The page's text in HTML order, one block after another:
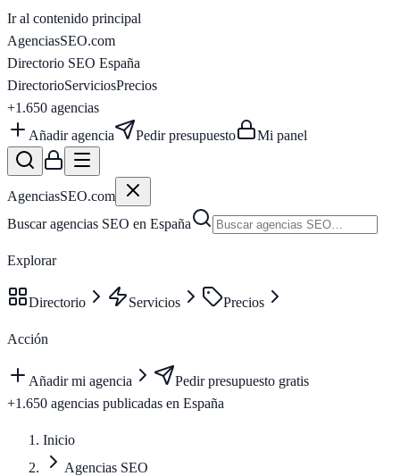
Ir al contenido principal
AgenciasSEO.com
Directorio SEO España
DirectorioServiciosPrecios
+1.650 agencias
Añadir agencia
Pedir presupuesto Mi panel
AgenciasSEO.com
Buscar agencias SEO en España
Explorar
Directorio Servicios Precios
Acción
Añadir mi agencia
Pedir presupuesto gratis
+1.650 agencias publicadas en España
Inicio
Agencias SEO